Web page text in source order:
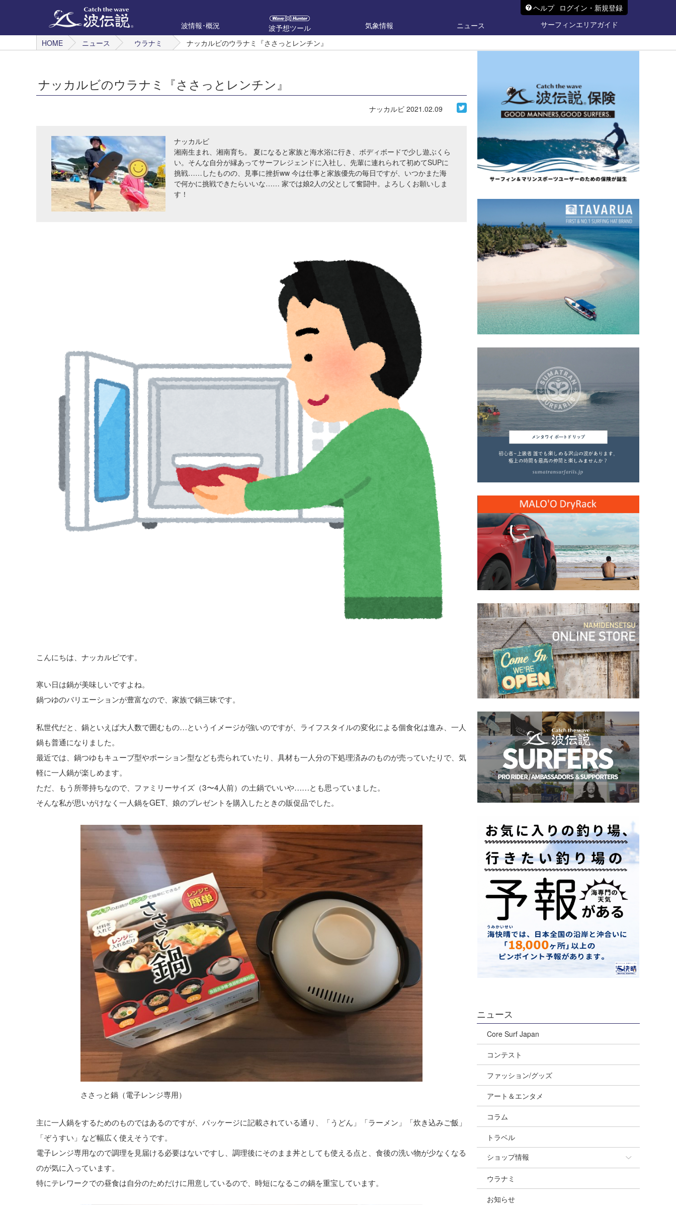
ヘルプ ログイン・新規登録
波情報･概況
波予想ツール 気象情報 ニュース
サーフィンエリアガイド
HOME
ニュース ウラナミ ナッカルビのウラナミ『ささっとレンチン』
ナッカルビのウラナミ『ささっとレンチン』
ナッカルビ 2021.02.09
ナッカルビ
湘南生まれ、湘南育ち。 夏になると家族と海水浴に行き、ボディボードで少し遊ぶくら
い。そんな自分が縁あってサーフレジェンドに入社し、先輩に連れられて初めてSUPに
挑戦……したものの、見事に挫折ww 今は仕事と家族優先の毎日ですが、いつかまた海
で何かに挑戦できたらいいな…… 家では娘2人の父として奮闘中。よろしくお願いしま
す！
こんにちは、ナッカルビです。
寒い日は鍋が美味しいですよね。
鍋つゆのバリエーションが豊富なので、家族で鍋三昧です。
私世代だと、鍋といえば大人数で囲むもの…というイメージが強いのですが、ライフスタイルの変化による個食化は進み、一人
鍋も普通になりました。
最近では、鍋つゆもキューブ型やポーション型なども売られていたり、具材も一人分の下処理済みのものが売っていたりで、気
軽に一人鍋が楽しめます。
ただ、もう所帯持ちなので、ファミリーサイズ（3〜4人前）の土鍋でいいや……とも思っていました。
そんな私が思いがけなく一人鍋をGET、娘のプレゼントを購入したときの販促品でした。
ささっと鍋（電子レンジ専用）
主に一人鍋をするためのものではあるのですが、パッケージに記載されている通り、「うどん」「ラーメン」「炊き込みご飯」
「ぞうすい」など幅広く使えそうです。
電子レンジ専用なので調理を見届ける必要はないですし、調理後にそのまま丼としても使える点と、食後の洗い物が少なくなる
のが気に入っています。
特にテレワークでの昼食は自分のためだけに用意しているので、時短になるこの鍋を重宝しています。
ニュース
Core Surf Japan
コンテスト
ファッション/グッズ
アート＆エンタメ
コラム
トラベル
ショップ情報
ショップ情報
湘南
ウラナミ
お知らせ